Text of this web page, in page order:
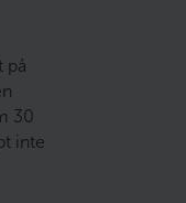
på
30
inte